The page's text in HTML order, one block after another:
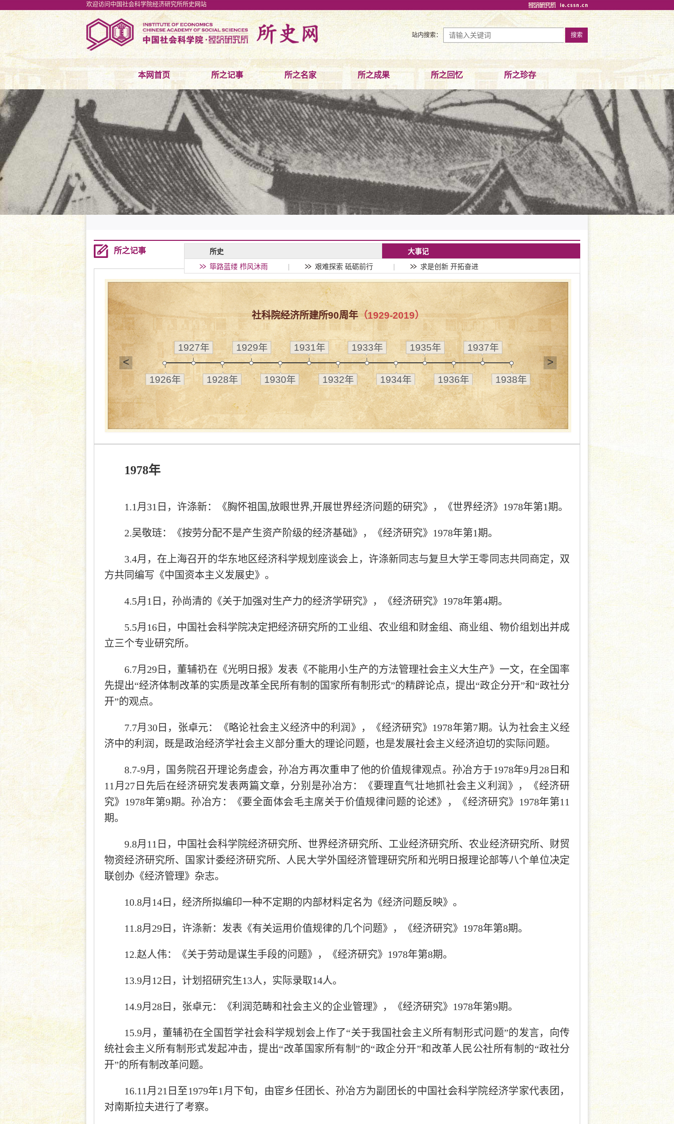
欢迎访问中国社会科学院经济研究所所史网站
站内搜索：
本网首页 所之记事 所之名家 所之成果 所之回忆 所之珍存
所之记事
所史
筚路蓝缕 栉风沐雨
| 艰难探索 砥砺前行 | 求是创新 开拓奋进
大事记
社科院经济所建所90周年（1929-2019）
1926年
1927年
1928年
1929年
1930年
1931年
1932年
1933年
1934年
1935年
1936年
1937年
1938年
< >
1978年
1.1月31日，许涤新：《胸怀祖国,放眼世界,开展世界经济问题的研究》，《世界经济》1978年第1期。
2.吴敬琏：《按劳分配不是产生资产阶级的经济基础》，《经济研究》1978年第1期。
3.4月，在上海召开的华东地区经济科学规划座谈会上，许涤新同志与复旦大学王零同志共同商定，双
方共同编写《中国资本主义发展史》。
4.5月1日，孙尚清的《关于加强对生产力的经济学研究》，《经济研究》1978年第4期。
5.5月16日，中国社会科学院决定把经济研究所的工业组、农业组和财金组、商业组、物价组划出并成
立三个专业研究所。
6.7月29日，董辅礽在《光明日报》发表《不能用小生产的方法管理社会主义大生产》一文，在全国率
先提出“经济体制改革的实质是改革全民所有制的国家所有制形式”的精辟论点，提出“政企分开”和“政社分
开”的观点。
7.7月30日，张卓元：《略论社会主义经济中的利润》，《经济研究》1978年第7期。认为社会主义经
济中的利润，既是政治经济学社会主义部分重大的理论问题，也是发展社会主义经济迫切的实际问题。
8.7-9月，国务院召开理论务虚会，孙冶方再次重申了他的价值规律观点。孙冶方于1978年9月28日和
11月27日先后在经济研究发表两篇文章，分别是孙冶方：《要理直气壮地抓社会主义利润》，《经济研
究》1978年第9期。孙冶方：《要全面体会毛主席关于价值规律问题的论述》，《经济研究》1978年第11
期。
9.8月11日，中国社会科学院经济研究所、世界经济研究所、工业经济研究所、农业经济研究所、财贸
物资经济研究所、国家计委经济研究所、人民大学外国经济管理研究所和光明日报理论部等八个单位决定
联创办《经济管理》杂志。
10.8月14日，经济所拟编印一种不定期的内部材料定名为《经济问题反映》。
11.8月29日，许涤新：发表《有关运用价值规律的几个问题》，《经济研究》1978年第8期。
12.赵人伟：《关于劳动是谋生手段的问题》，《经济研究》1978年第8期。
13.9月12日，计划招研究生13人，实际录取14人。
14.9月28日，张卓元：《利润范畴和社会主义的企业管理》，《经济研究》1978年第9期。
15.9月，董辅礽在全国哲学社会科学规划会上作了“关于我国社会主义所有制形式问题”的发言，向传
统社会主义所有制形式发起冲击，提出“改革国家所有制”的“政企分开”和改革人民公社所有制的“政社分
开”的所有制改革问题。
16.11月21日至1979年1月下旬，由宦乡任团长、孙冶方为副团长的中国社会科学院经济学家代表团，
对南斯拉夫进行了考察。